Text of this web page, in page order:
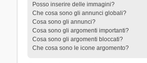
Posso inserire delle immagini?
Che cosa sono gli annunci globali?
Cosa sono gli annunci?
Cosa sono gli argomenti importanti?
Cosa sono gli argomenti bloccati?
Che cosa sono le icone argomento?